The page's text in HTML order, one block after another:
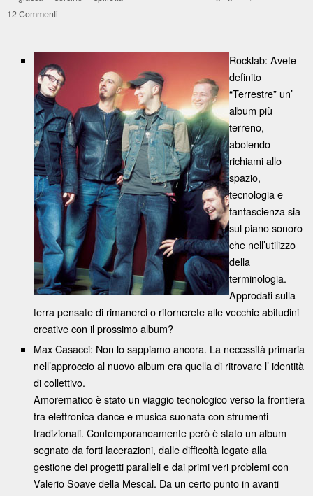
12 Commenti
Rocklab: Avete
definito
“Terrestre” un’
album più
terreno,
abolendo
richiami allo
spazio,
tecnologia e
fantascienza sia
sul piano sonoro
che nell’utilizzo
della
terminologia.
Approdati sulla
terra pensate di rimanerci o ritornerete alle vecchie abitudini
creative con il prossimo album?
Max Casacci: Non lo sappiamo ancora. La necessità primaria
nell’approccio al nuovo album era quella di ritrovare l’ identità
di collettivo.
Amorematico è stato un viaggio tecnologico verso la frontiera
tra elettronica dance e musica suonata con strumenti
tradizionali. Contemporaneamente però è stato un album
segnato da forti lacerazioni, dalle difficoltà legate alla
gestione dei progetti paralleli e dai primi veri problemi con
Valerio Soave della Mescal. Da un certo punto in avanti